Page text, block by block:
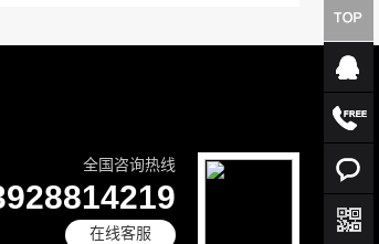
全国咨询热线
在线客服